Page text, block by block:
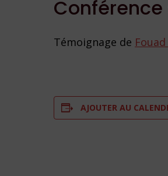
Témoignage de
AJOUTER AU